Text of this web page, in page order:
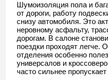
Шумоизоляция пола и
от дороги, работу
снизу автомобиля. Это
неровному асфальту,
дорогам. В салоне
поездки проходят легче.
отделения особенно
универсалов и
часто сильнее